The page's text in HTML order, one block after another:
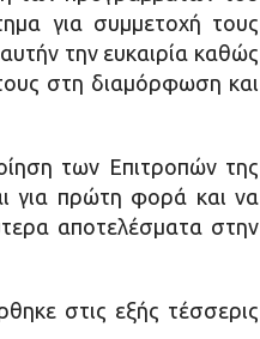
για συμμετοχή τους
την ευκαιρία καθώς
στη διαμόρφωση και
των Επιτροπών της
για πρώτη φορά και να
αποτελέσματα στην
στις εξής τέσσερις